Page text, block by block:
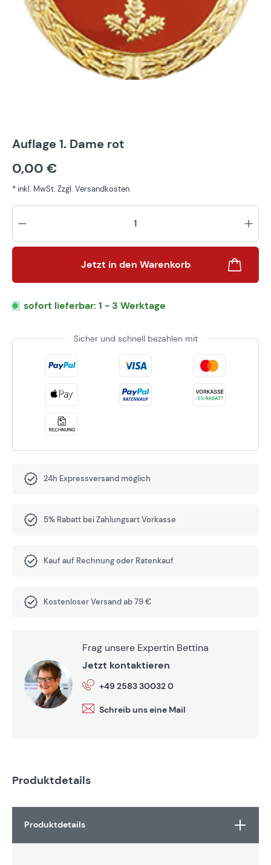
Auflage 1. Dame rot
0,00 €
* inkl. MwSt. Zzgl. Versandkosten
Jetzt in den Warenkorb
sofort lieferbar: 1 - 3 Werktage
Sicher und schnell bezahlen mit
24h Expressversand möglich
5% Rabatt bei Zahlungsart Vorkasse
Kauf auf Rechnung oder Ratenkauf
Kostenloser Versand ab 79 €
Frag unsere Expertin Bettina
Jetzt kontaktieren
+49 2583 30032 0
Schreib uns eine Mail
Produktdetails
Produktdetails